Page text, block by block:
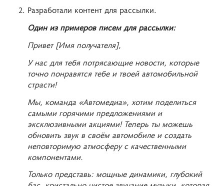
Разработали контент для рассылки.
Один из примеров писем для рассылки:
Привет [Имя получателя],
У нас для тебя потрясающие новости, которые
точно понравятся тебе и твоей автомобильной
страсти!
Мы, команда «Автомедиа», хотим поделиться
самыми горячими предложениями и
эксклюзивными акциями! Теперь ты можешь
обновить звук в своём автомобиле и создать
неповторимую атмосферу с качественными
компонентами.
Только представь: мощные динамики, глубокий